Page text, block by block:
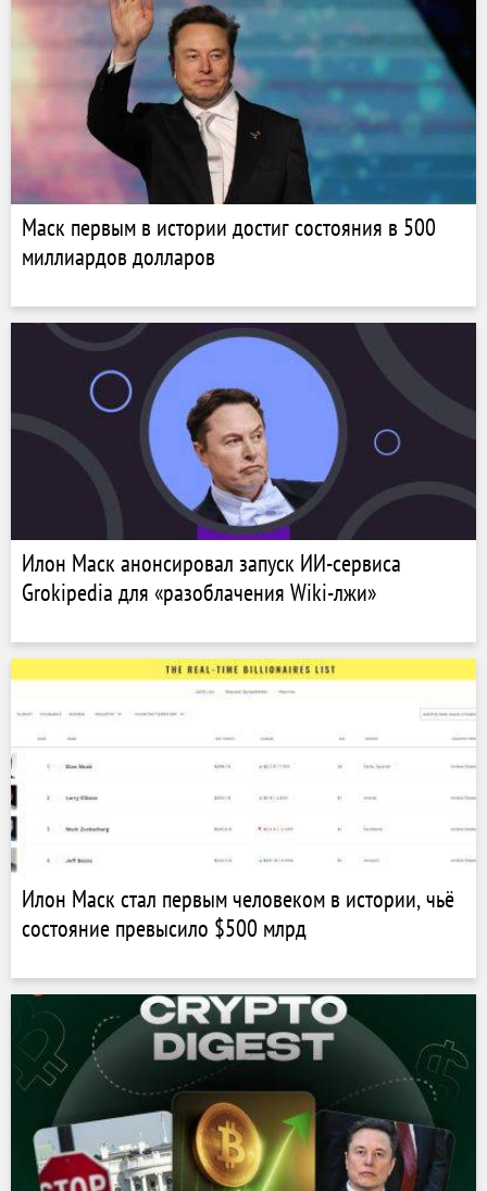
Маск первым в истории достиг состояния в 500
миллиардов долларов
Илон Маск анонсировал запуск ИИ-сервиса
Grokipedia для «разоблачения Wiki-лжи»
Илон Маск стал первым человеком в истории, чьё
состояние превысило $500 млрд